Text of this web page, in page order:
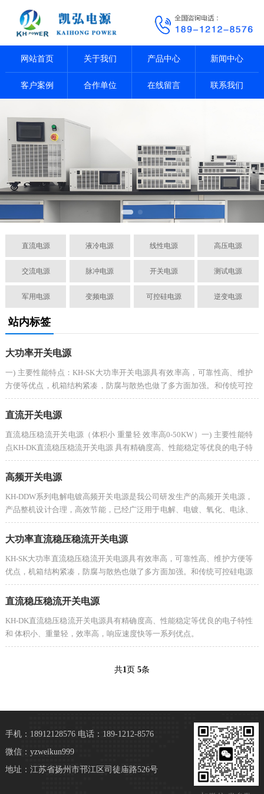
网站首页 关于我们 产品中心 新闻中心
客户案例 合作单位 在线留言 联系我们
直流电源 液冷电源 线性电源 高压电源
交流电源 脉冲电源 开关电源 测试电源
军用电源 变频电源 可控硅电源 逆变电源
站内标签
大功率开关电源
一) 主要性能特点：KH-SK大功率开关电源具有效率高，可靠性高、维护
方便等优点，机箱结构紧凑，防腐与散热也做了多方面加强。和传统可控
硅电源相比节电20%-30%。该系列电源具有恒压、恒流工作模式自动...
直流开关电源
直流稳压稳流开关电源（体积小 重量轻 效率高0-50KW）一) 主要性能特
点KH-DK直流稳压稳流开关电源 具有精确度高、性能稳定等优良的电子特
性和 体积小、重量轻，效率高，响应速度快等一系列优点。...
高频开关电源
KH-DDW系列电解电镀高频开关电源是我公司研发生产的高频开关电源，
产品整机设计合理，高效节能，已经广泛用于电解、电镀、氧化、电泳、
实验、光电、冶炼、加热、化成、腐蚀、污水处理等各种领域。
大功率直流稳压稳流开关电源
KH-SK大功率直流稳压稳流开关电源具有效率高，可靠性高、维护方便等
优点，机箱结构紧凑，防腐与散热也做了多方面加强。和传统可控硅电源
相比节电20%-30%。
直流稳压稳流开关电源
KH-DK直流稳压稳流开关电源具有精确度高、性能稳定等优良的电子特性
和 体积小、重量轻，效率高，响应速度快等一系列优点。
共1页 5条
手机：18912128576 电话：189-1212-8576
微信：yzweikun999
地址：江苏省扬州市邗江区司徒庙路526号